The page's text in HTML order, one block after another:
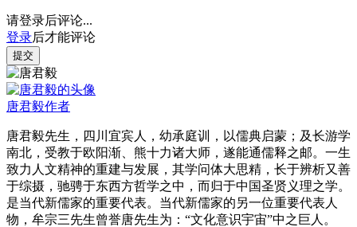
请登录后评论...
登录后才能评论
提交
唐君毅作者
唐君毅先生，四川宜宾人，幼承庭训，以儒典启蒙；及长游学
南北，受教于欧阳渐、熊十力诸大师，遂能通儒释之邮。一生
致力人文精神的重建与发展，其学问体大思精，长于辨析又善
于综摄，驰骋于东西方哲学之中，而归于中国圣贤义理之学。
是当代新儒家的重要代表。当代新儒家的另一位重要代表人
物，牟宗三先生曾誉唐先生为：“文化意识宇宙”中之巨人。